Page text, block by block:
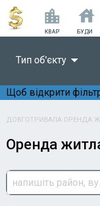
КВАРТИРИ
Тип об'єкту
Щоб відкрити
ДОВГОТРИВАЛА ОРЕНДА
Оренда